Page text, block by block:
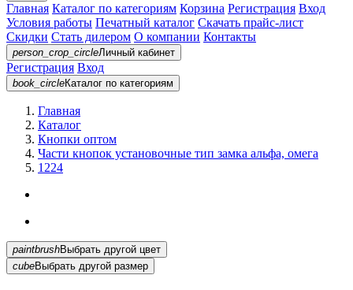
Главная Каталог по категориям Корзина Регистрация Вход
Условия работы Печатный каталог Скачать прайс-лист
Скидки Стать дилером О компании Контакты
person_crop_circleЛичный кабинет
Регистрация Вход
book_circleКаталог по категориям
Главная
Каталог
Кнопки оптом
Части кнопок установочные тип замка альфа, омега
1224
paintbrush
Выбрать другой цвет
cubeВыбрать другой размер